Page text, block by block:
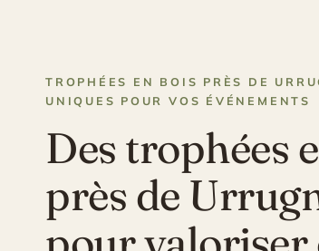
TROPHÉES EN BOIS PRÈS DE
UNIQUES POUR VOS ÉVÉNEMENTS
Des trophées
près de